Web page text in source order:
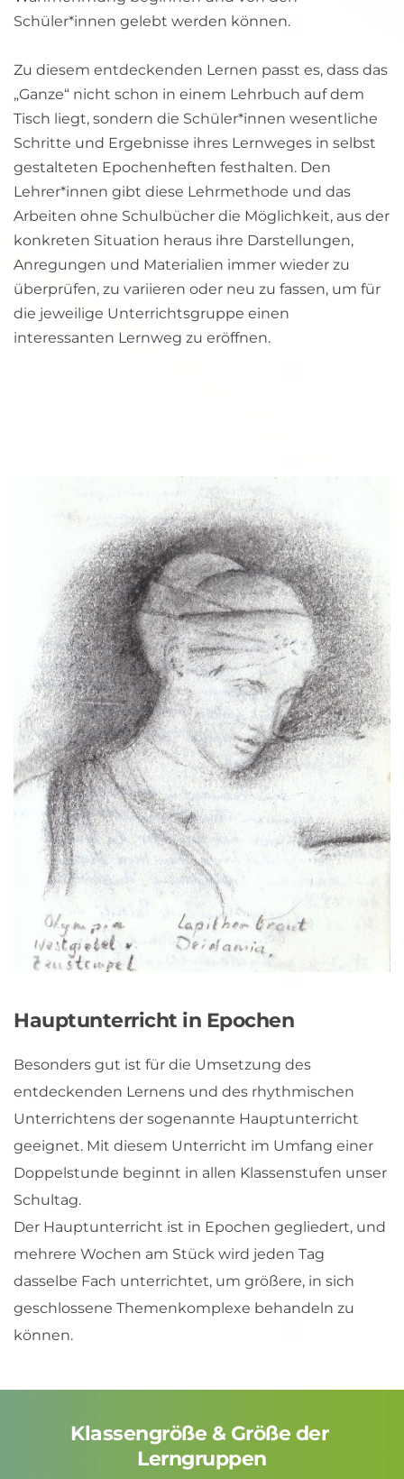
Schüler*innen gelebt werden können.
Zu diesem entdeckenden Lernen passt es, dass das
„Ganze“ nicht schon in einem Lehrbuch auf dem
Tisch liegt, sondern die Schüler*innen wesentliche
Schritte und Ergebnisse ihres Lernweges in selbst
gestalteten Epochenheften festhalten. Den
Lehrer*innen gibt diese Lehrmethode und das
Arbeiten ohne Schulbücher die Möglichkeit, aus der
konkreten Situation heraus ihre Darstellungen,
Anregungen und Materialien immer wieder zu
überprüfen, zu variieren oder neu zu fassen, um für
die jeweilige Unterrichtsgruppe einen
interessanten Lernweg zu eröffnen.
Hauptunterricht in Epochen
Besonders gut ist für die Umsetzung des
entdeckenden Lernens und des rhythmischen
Unterrichtens der sogenannte Hauptunterricht
geeignet. Mit diesem Unterricht im Umfang einer
Doppelstunde beginnt in allen Klassenstufen unser
Schultag.
Der Hauptunterricht ist in Epochen gegliedert, und
mehrere Wochen am Stück wird jeden Tag
dasselbe Fach unterrichtet, um größere, in sich
geschlossene Themenkomplexe behandeln zu
können.
Klassengröße & Größe der
Lerngruppen